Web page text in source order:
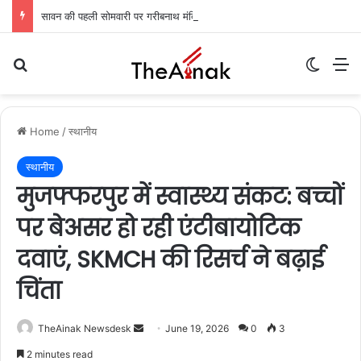
Home /स्थानीय
स्थानीय
मुजफ्फरपुर में स्वास्थ्य संकट: बच्चों
पर बेअसर हो रही एंटीबायोटिक
दवाएं, SKMCH की रिसर्च ने बढ़ाई
चिंता
TheAinak Newsdesk June 19, 2026 0 3
2 minutes read